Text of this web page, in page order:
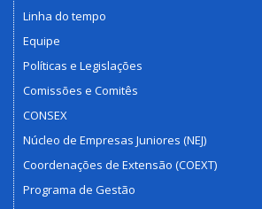
Linha do tempo
Equipe
Políticas e Legislações
Comissões e Comitês
CONSEX
Núcleo de Empresas Juniores (NEJ)
Coordenações de Extensão (COEXT)
Programa de Gestão